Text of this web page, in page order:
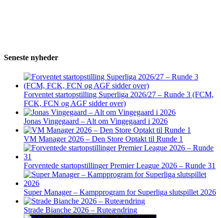
Seneste nyheder
Forventet startopstilling Superliga 2026/27 – Runde 3 (FCM,
FCK, FCN og AGF sidder over)
Jonas Vingegaard – Alt om Vingegaard i 2026
VM Manager 2026 – Den Store Optakt til Runde 1
Forventede startopstillinger Premier League 2026 – Runde 31
Super Manager – Kampprogram for Superliga slutspillet 2026
Strade Bianche 2026 – Ruteændring